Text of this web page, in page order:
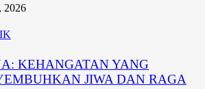
2026
KEHANGATAN YANG
JIWA DAN RAGA